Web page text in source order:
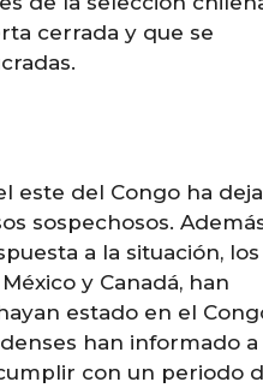
cerrada y que se
este del Congo ha
sospechosos.
a la situación, los
y Canadá, han
estado en el
han informado a
con un periodo